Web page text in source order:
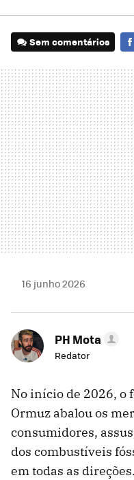
Sem comentários
16 junho 2026
PH Mota
Redator
No início de 2026, o
Ormuz abalou os
consumidores,
dos combustíveis
em todas as